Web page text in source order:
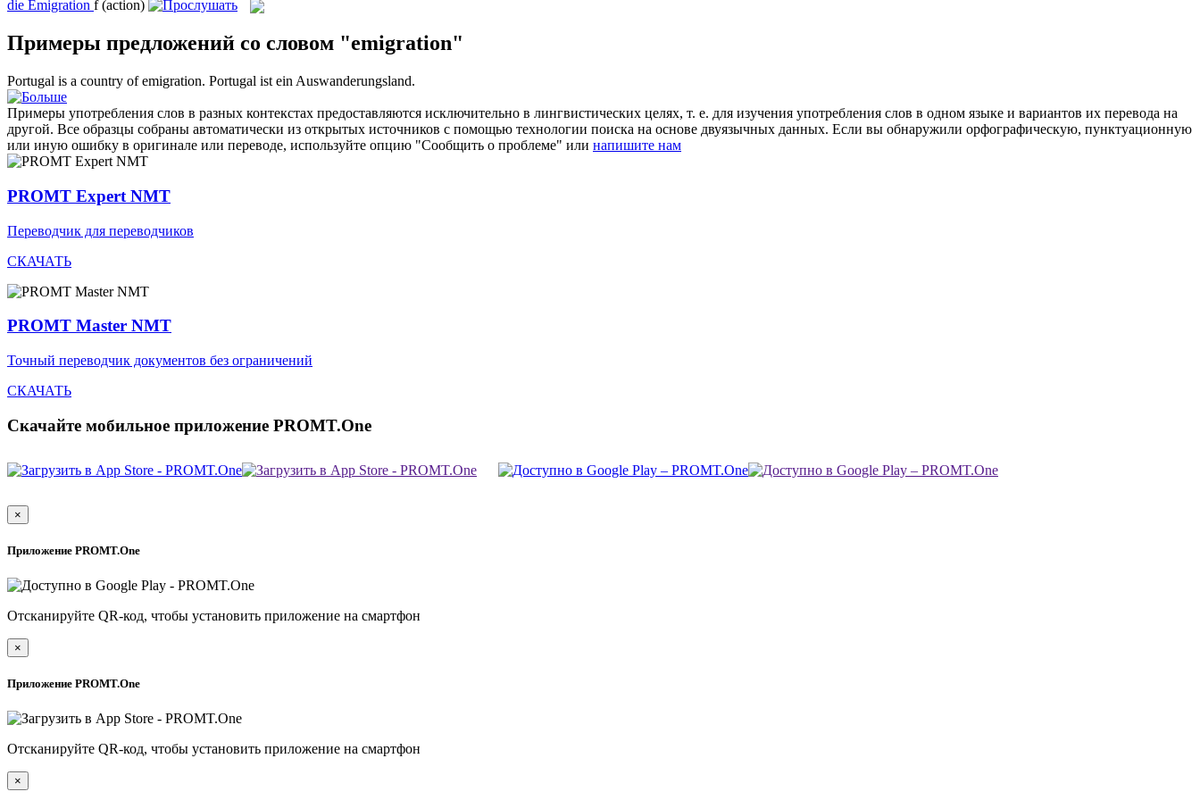
die Emigration f (action)
Примеры предложений со словом "emigration"
Portugal is a country ofemigration. Portugal ist ein Auswanderungsland.
Примеры употребления слов в разных контекстах предоставляются исключительно в лингвистических целях, т. е. для изучения употребления слов в одном языке и вариантов их перевода на
другой. Все образцы собраны автоматически из открытых источников с помощью технологии поиска на основе двуязычных данных. Если вы обнаружили орфографическую, пунктуационную
или иную ошибку в оригинале или переводе, используйте опцию "Сообщить о проблеме" или напишите нам
PROMT Expert NMT
Переводчик для переводчиков
СКАЧАТЬ
PROMT Master NMT
Точный переводчик документов без ограничений
СКАЧАТЬ
Скачайте мобильное приложение PROMT.One
×
Приложение PROMT.One
Отсканируйте QR-код, чтобы установить приложение на смартфон
×
Приложение PROMT.One
Отсканируйте QR-код, чтобы установить приложение на смартфон
×